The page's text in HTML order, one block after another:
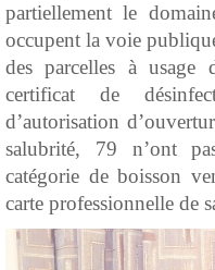
partiellement le
occupent la voie
des parcelles à usage
certificat de
d’autorisation
salubrité, 79 n’ont
catégorie de boisson
carte professionnelle de